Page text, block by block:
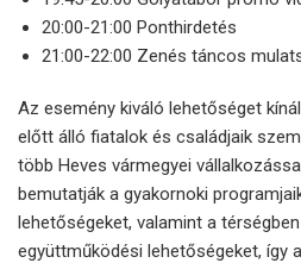
20:00-21:00 Ponthirdetés
21:00-22:00 Zenés táncos
Az esemény kiváló lehetőséget
előtt álló fiatalok és családjaik
több Heves vármegyei
bemutatják a gyakornoki
lehetőségeket, valamint a
együttműködési lehetőségeket, így